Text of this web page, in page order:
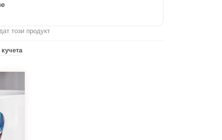
този продукт